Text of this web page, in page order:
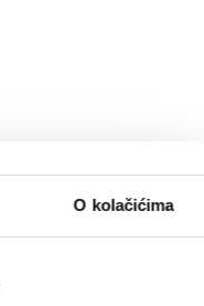
O kolačićima